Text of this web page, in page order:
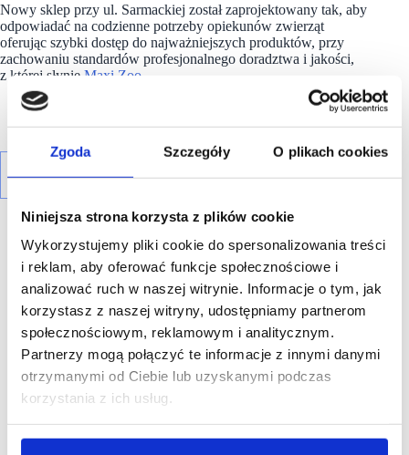
Zgoda Szczegóły O plikach cookies
Niniejsza strona korzysta z plików cookie
Wykorzystujemy pliki cookie do spersonalizowania treści
i reklam, aby oferować funkcje społecznościowe i
analizować ruch w naszej witrynie. Informacje o tym, jak
korzystasz z naszej witryny, udostępniamy partnerom
społecznościowym, reklamowym i analitycznym.
Partnerzy mogą połączyć te informacje z innymi danymi
otrzymanymi od Ciebie lub uzyskanymi podczas
korzystania z ich usług.
Nowy sklep przy ul. Sarmackiej został zaprojektowany tak, aby
odpowiadać na codzienne potrzeby opiekunów zwierząt
oferując szybki dostęp do najważniejszych produktów, przy
zachowaniu standardów profesjonalnego doradztwa i jakości,
z której słynie Maxi Zoo
R E K L A M A